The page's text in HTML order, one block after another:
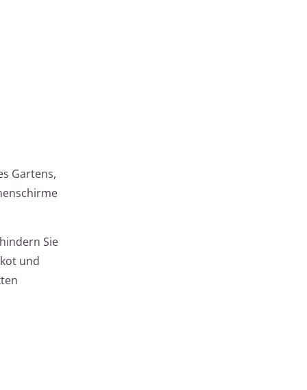
Gartens,
Sie
und